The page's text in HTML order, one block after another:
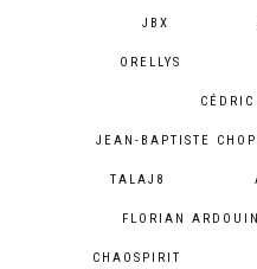
JBX
ORELLYS
JEAN-BAPTISTE
TALAJ8
FLORIAN ARDOUIN
CHAOSPIRIT